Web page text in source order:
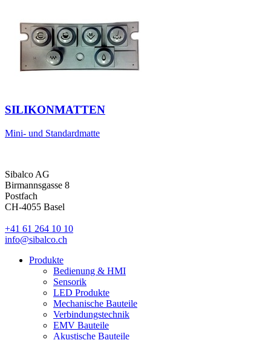
SILIKONMATTEN
Mini- und Standardmatte
Sibalco AG
Birmannsgasse 8
Postfach
CH-4055 Basel
+41 61 264 10 10
info@sibalco.ch
Produkte
Bedienung & HMI
Sensorik
LED Produkte
Mechanische Bauteile
Verbindungstechnik
EMV Bauteile
Akustische Bauteile